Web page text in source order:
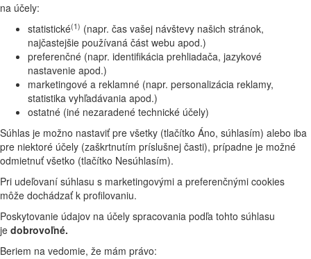
na účely:
statistické(1) (napr. čas vašej návštevy našich stránok,
najčastejšie používaná část webu apod.)
preferenčné (napr. identifikácia prehliadača, jazykové
nastavenie apod.)
marketingové a reklamné (napr. personalizácia reklamy,
statistika vyhľadávania apod.)
ostatné (iné nezaradené technické účely)
Súhlas je možno nastaviť pre všetky (tlačítko Áno, súhlasím) alebo iba
pre niektoré účely (zaškrtnutím príslušnej časti), prípadne je možné
odmietnuť všetko (tlačítko Nesúhlasím).
Pri udeľovaní súhlasu s marketingovými a preferenčnými cookies
môže dochádzať k profilovaniu.
Poskytovanie údajov na účely spracovania podľa tohto súhlasu
je dobrovoľné.
Beriem na vedomie, že mám právo: